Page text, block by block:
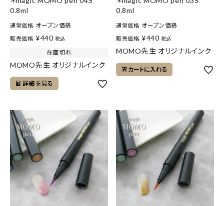
0.8ml
通常価格 オープン価格
販売価格 ¥440 税込
在庫切れ
MOMO先生 オリジナルインク
詳細を見る
0.8ml
通常価格 オープン価格
販売価格 ¥440 税込
MOMO先生 オリジナルインク
カートに入れる